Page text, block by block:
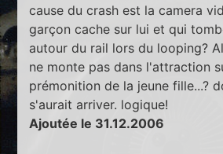
cause du crash est la camera
garçon cache sur lui et qui
autour du rail lors du looping?
ne monte pas dans l'attraction
prémonition de la jeune fille...?
s'aurait arriver. logique!
Ajoutée le 31.12.2006